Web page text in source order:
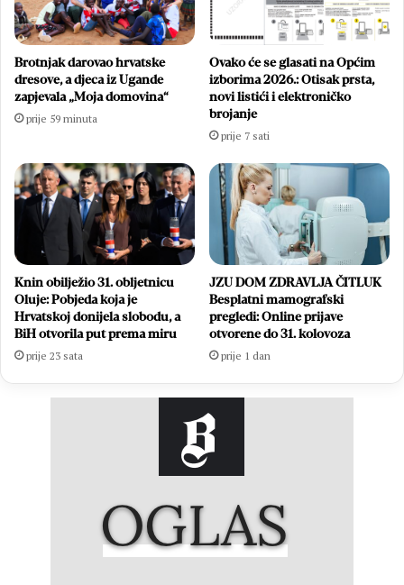
Brotnjak darovao hrvatske
dresove, a djeca iz Ugande
zapjevala „Moja domovina“
prije 59 minuta
Ovako će se glasati na Općim
izborima 2026.: Otisak prsta,
novi listići i elektroničko
brojanje
prije 7 sati
Knin obilježio 31. obljetnicu
Oluje: Pobjeda koja je
Hrvatskoj donijela slobodu, a
BiH otvorila put prema miru
prije 23 sata
JZU DOM ZDRAVLJA ČITLUK
Besplatni mamografski
pregledi: Online prijave
otvorene do 31. kolovoza
prije 1 dan